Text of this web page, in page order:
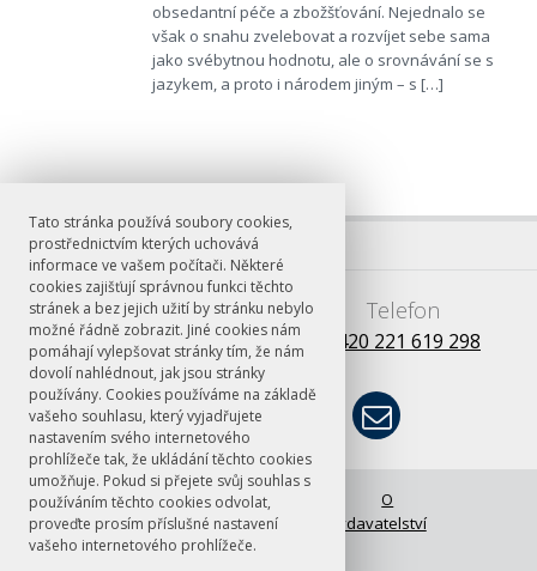
Tato stránka používá soubory cookies,
prostřednictvím kterých uchovává
informace ve vašem počítači. Některé
cookies zajišťují správnou funkci těchto
stránek a bez jejich užití by stránku nebylo
možné řádně zobrazit. Jiné cookies nám
pomáhají vylepšovat stránky tím, že nám
dovolí nahlédnout, jak jsou stránky
používány. Cookies používáme na základě
vašeho souhlasu, který vyjadřujete
nastavením svého internetového
prohlížeče tak, že ukládání těchto cookies
umožňuje. Pokud si přejete svůj souhlas s
používáním těchto cookies odvolat,
proveďte prosím příslušné nastavení
vašeho internetového prohlížeče.
obsedantní péče a zbožšťování. Nejednalo se
však o snahu zvelebovat a rozvíjet sebe sama
jako svébytnou hodnotu, ale o srovnávání se s
jazykem, a proto i národem jiným – s […]
E-mail
books@ff.cuni.cz
Telefon
+420 221 619 298
© FF UK 2026 Úvodní stránka
O
vydavatelství